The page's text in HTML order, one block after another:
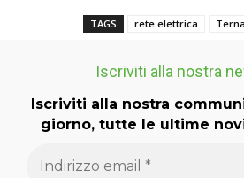
TAGS rete elettrica Terna
Iscriviti alla nostra
Iscriviti alla nostra
giorno, tutte le ultime